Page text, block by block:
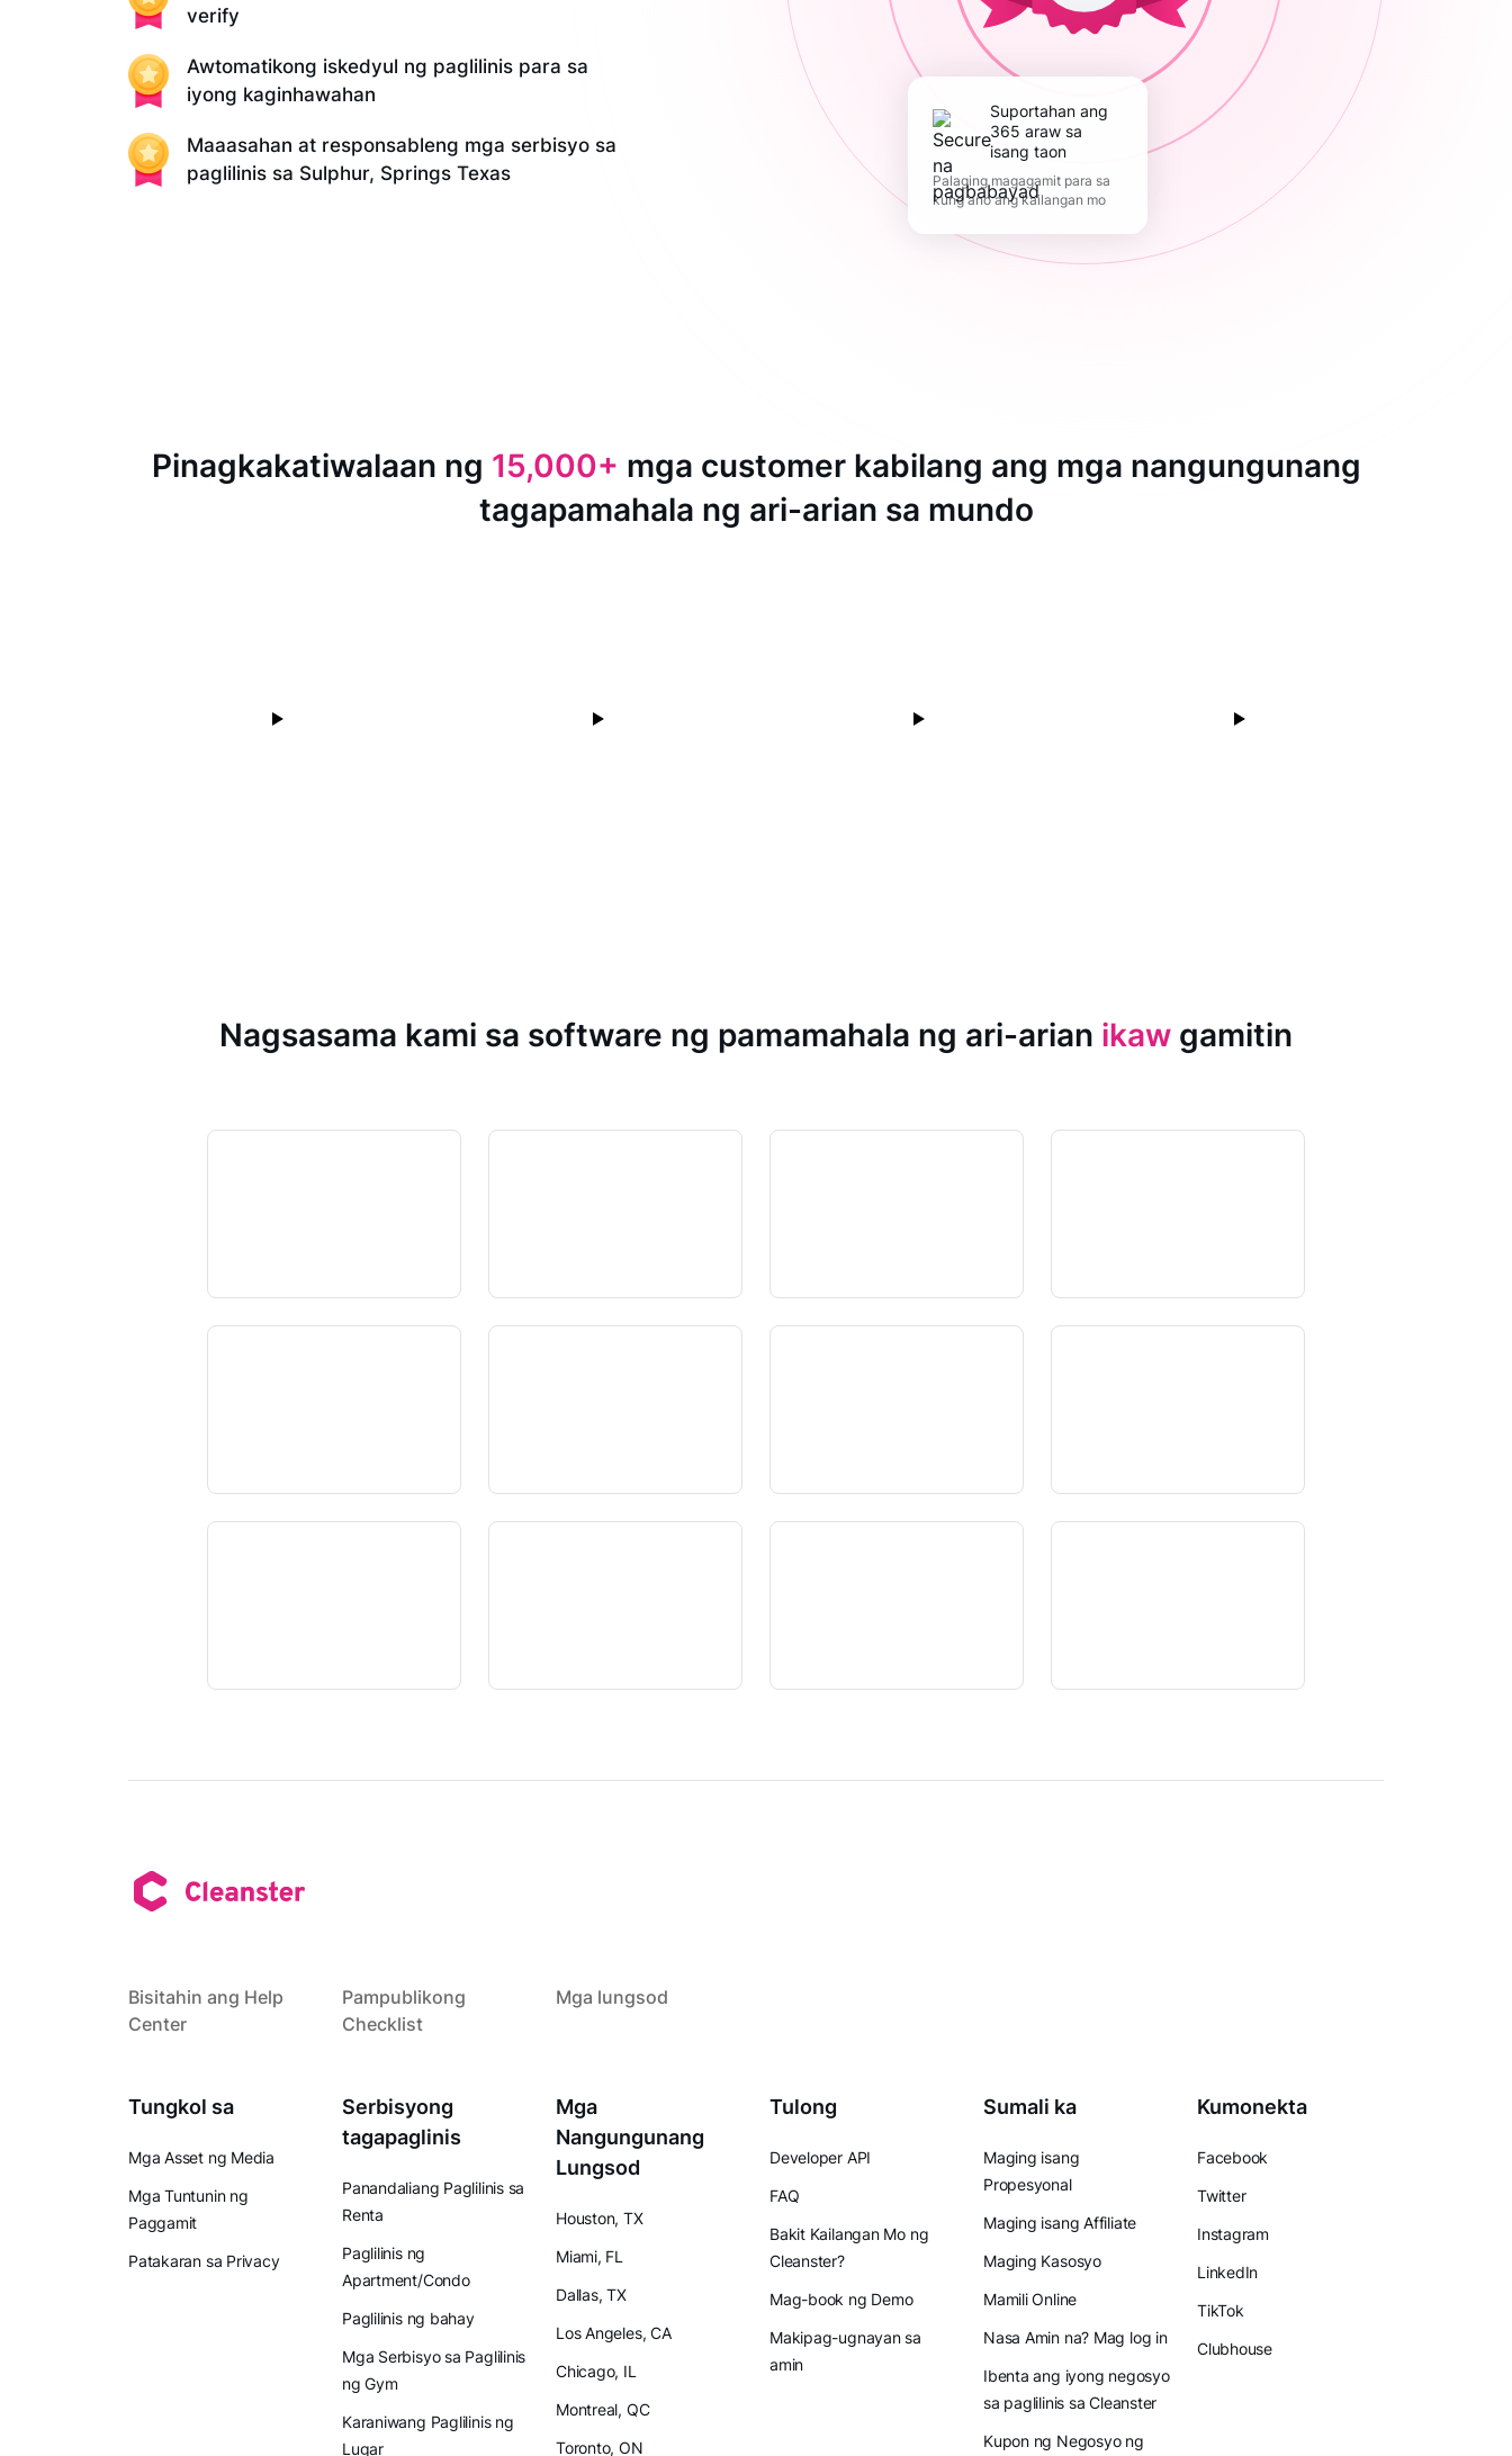
verify
Awtomatikong iskedyul ng paglilinis para sa
iyong kaginhawahan
Maaasahan at responsableng mga serbisyo sa
paglilinis sa Sulphur, Springs Texas
Suportahan ang
365 araw sa
isang taon
Palaging magagamit para sa
kung ano ang kailangan mo
Pinagkakatiwalaan ng 15,000+ mga customer kabilang ang mga nangungunang
tagapamahala ng ari-arian sa mundo
Nagsasama kami sa software ng pamamahala ng ari-arian ikaw gamitin
Bisitahin ang Help
Center
Pampublikong
Checklist
Mga lungsod
Tungkol sa
Mga Asset ng Media
Mga Tuntunin ng
Paggamit
Patakaran sa Privacy
Serbisyong
tagapaglinis
Panandaliang Paglilinis sa
Renta
Paglilinis ng
Apartment/Condo
Paglilinis ng bahay
Mga Serbisyo sa Paglilinis
ng Gym
Karaniwang Paglilinis ng
Lugar
Mga
Nangungunang
Lungsod
Houston, TX
Miami, FL
Dallas, TX
Los Angeles, CA
Chicago, IL
Montreal, QC
Toronto, ON
Tulong
Developer API
FAQ
Bakit Kailangan Mo ng
Cleanster?
Mag-book ng Demo
Makipag-ugnayan sa
amin
Sumali ka
Maging isang
Propesyonal
Maging isang Affiliate
Maging Kasosyo
Mamili Online
Nasa Amin na? Mag log in
Ibenta ang iyong negosyo
sa paglilinis sa Cleanster
Kupon ng Negosyo ng
Kumonekta
Facebook
Twitter
Instagram
LinkedIn
TikTok
Clubhouse